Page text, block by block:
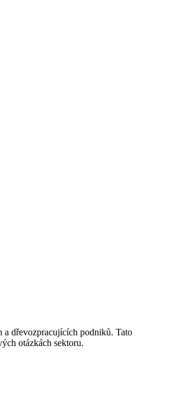
a dřevozpracujících podniků. Tato
otázkách sektoru.